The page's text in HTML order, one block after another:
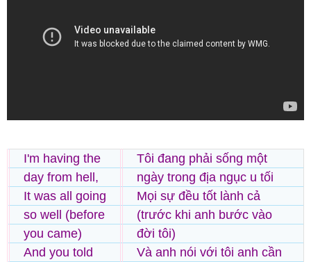
I'm having the
day from hell,
It was all going
so well (before
you came)
And you told
Tôi đang phải sống một
ngày trong địa ngục u tối
Mọi sự đều tốt lành cả
(trước khi anh bước vào
đời tôi)
Và anh nói với tôi anh cần